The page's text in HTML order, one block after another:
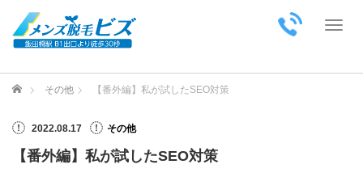
ホーム その他 【番外編】私が試したSEO対策
2022.08.17 その他
【番外編】私が試したSEO対策